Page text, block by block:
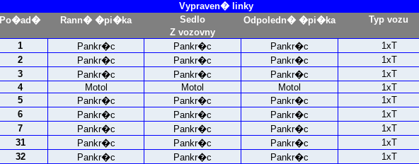
Vypraven� linky
Po�ad�
Rann� �pi�ka Sedlo Odpoledn� �pi�ka
Typ vozu
Z vozovny
1
Pankr�c Pankr�c Pankr�c
1xT
2
Pankr�c Pankr�c Pankr�c
1xT
3
Pankr�c Pankr�c Pankr�c
1xT
4
Motol Motol Motol
1xT
5
Pankr�c Pankr�c Pankr�c
1xT
6
Pankr�c Pankr�c Pankr�c
1xT
7
Pankr�c Pankr�c Pankr�c
1xT
31
Pankr�c Pankr�c Pankr�c
1xT
32
Pankr�c Pankr�c Pankr�c
1xT